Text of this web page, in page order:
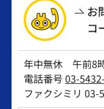
お
コ
年中無休 午前8
電話番号03-
ファクシミリ 03-